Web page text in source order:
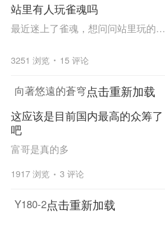
站里有人玩雀魂吗
最近迷上了雀魂，想问问站里玩的人多吗，大家可以凑一凑一起来一桌
3251 浏览 15 评论
向著悠遠的蒼穹点击重新加载
这应该是目前国内最高的众筹了
吧
富哥是真的多
1917 浏览 3 评论
Y180-2点击重新加载